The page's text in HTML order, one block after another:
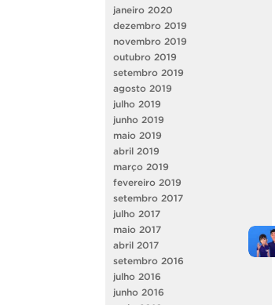
janeiro 2020
dezembro 2019
novembro 2019
outubro 2019
setembro 2019
agosto 2019
julho 2019
junho 2019
maio 2019
abril 2019
março 2019
fevereiro 2019
setembro 2017
julho 2017
maio 2017
abril 2017
setembro 2016
julho 2016
junho 2016